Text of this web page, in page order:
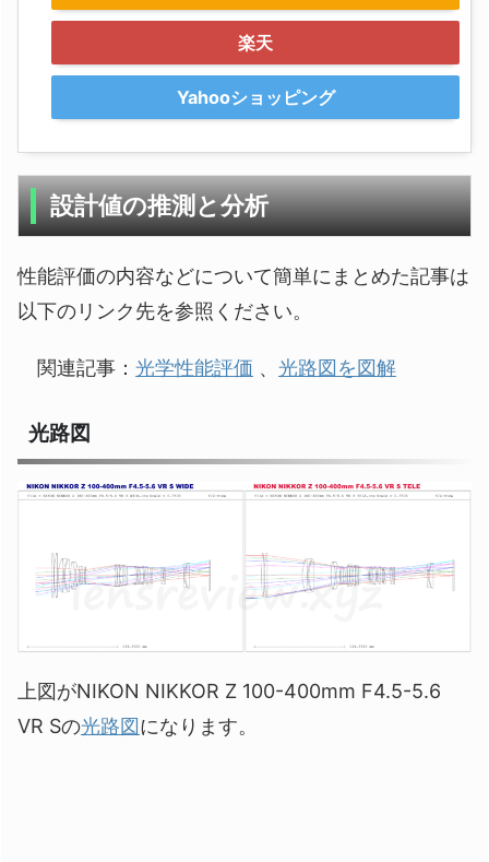
楽天
Yahooショッピング
設計値の推測と分析
性能評価の内容などについて簡単にまとめた記事は
以下のリンク先を参照ください。
関連記事： 光学性能評価 、 光路図を図解
光路図
上図がNIKON NIKKOR Z 100-400mm F4.5-5.6
VR Sの光路図になります。